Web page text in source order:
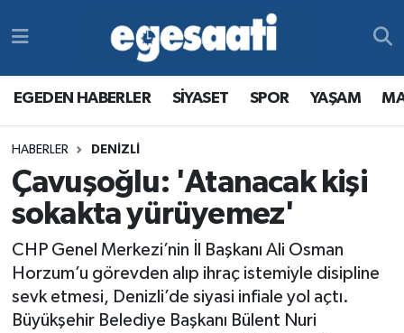
EGEDEN HABERLER SİYASET SPOR YAŞAM
HABERLER DENİZLİ
Çavuşoğlu: 'Atanacak kişi
sokakta yürüyemez'
CHP Genel Merkezi’nin İl Başkanı Ali Osman
Horzum’u görevden alıp ihraç istemiyle disipline
sevk etmesi, Denizli’de siyasi infiale yol açtı.
Büyükşehir Belediye Başkanı Bülent Nuri
MAGAZİN
RESMİ REKLAMLAR
YAŞAM
MAGAZİN
RESMİ REKLAMLAR
Tüm Manşetler
Son Dakika Haberleri
Haber Arşivi